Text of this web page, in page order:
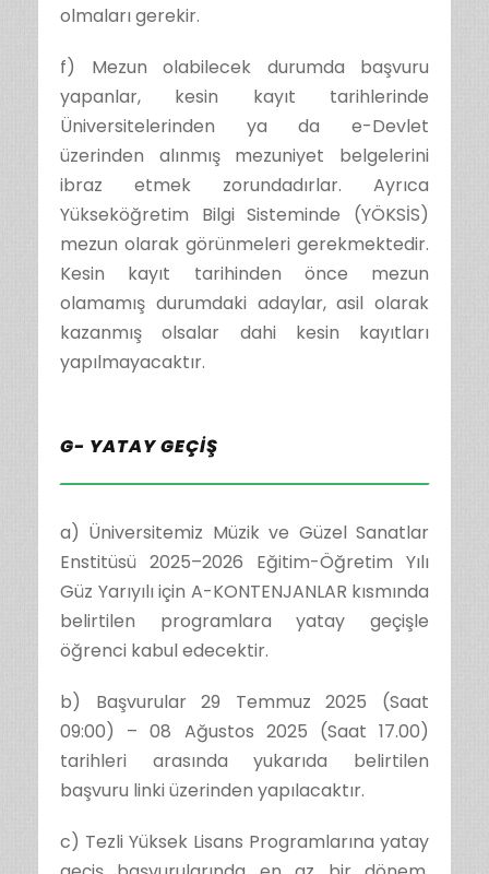
olmaları gerekir.
f) Mezun olabilecek durumda başvuru
yapanlar, kesin kayıt tarihlerinde
Üniversitelerinden ya da e-Devlet
üzerinden alınmış mezuniyet belgelerini
ibraz etmek zorundadırlar. Ayrıca
Yükseköğretim Bilgi Sisteminde (YÖKSİS)
mezun olarak görünmeleri gerekmektedir.
Kesin kayıt tarihinden önce mezun
olamamış durumdaki adaylar, asil olarak
kazanmış olsalar dahi kesin kayıtları
yapılmayacaktır.
G- YATAY GEÇİŞ
a) Üniversitemiz Müzik ve Güzel Sanatlar
Enstitüsü 2025–2026 Eğitim-Öğretim Yılı
Güz Yarıyılı için A-KONTENJANLAR kısmında
belirtilen programlara yatay geçişle
öğrenci kabul edecektir.
b) Başvurular 29 Temmuz 2025 (Saat
09:00) – 08 Ağustos 2025 (Saat 17.00)
tarihleri arasında yukarıda belirtilen
başvuru linki üzerinden yapılacaktır.
c) Tezli Yüksek Lisans Programlarına yatay